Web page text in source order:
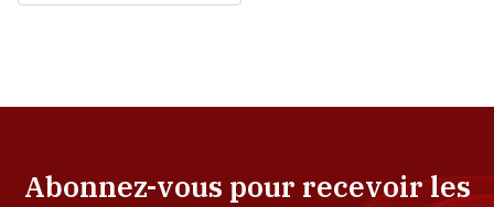
Abonnez-vous pour recevoir les